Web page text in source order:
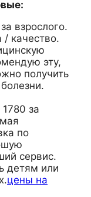
взрослого.
качество.
эту,
получить
за
по
сервис.
детям или
цены на